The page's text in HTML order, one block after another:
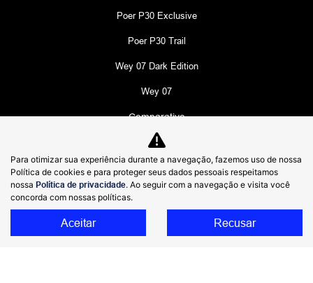
Poer P30 Exclusive
Poer P30 Trail
Wey 07 Dark Edition
Wey 07
Comparativo
Inovação e Tecnologia
Assistência técnica
Para otimizar sua experiência durante a navegação, fazemos uso de nossa
Política de cookies e para proteger seus dados pessoais respeitamos
nossa Política de privacidade. Ao seguir com a navegação e visita você
concorda com nossas políticas.
Aceitar Recusar